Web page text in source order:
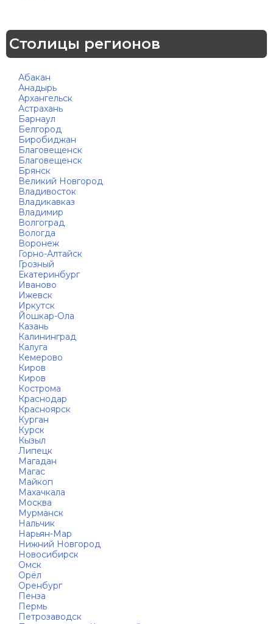
Столицы регионов
Абакан
Анадырь
Архангельск
Астрахань
Барнаул
Белгород
Биробиджан
Благовещенск
Благовещенск
Брянск
Великий Новгород
Владивосток
Владикавказ
Владимир
Волгоград
Вологда
Воронеж
Горно-Алтайск
Грозный
Екатеринбург
Иваново
Ижевск
Иркутск
Йошкар-Ола
Казань
Калининград
Калуга
Кемерово
Киров
Киров
Кострома
Краснодар
Красноярск
Курган
Курск
Кызыл
Липецк
Магадан
Магас
Майкоп
Махачкала
Москва
Мурманск
Нальчик
Нарьян-Мар
Нижний Новгород
Новосибирск
Омск
Орёл
Оренбург
Пенза
Пермь
Петрозаводск